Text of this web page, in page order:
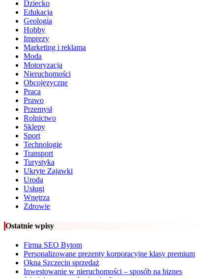
Dziecko
Edukacja
Geologia
Hobby
Imprezy
Marketing i reklama
Moda
Motoryzacja
Nieruchomości
Obcojęzyczne
Praca
Prawo
Przemysł
Rolnictwo
Sklepy
Sport
Technologie
Transport
Turystyka
Ukryte Zajawki
Uroda
Usługi
Wnętrza
Zdrowie
Ostatnie wpisy
Firma SEO Bytom
Personalizowane prezenty korporacyjne klasy premium
Okna Szczecin sprzedaż
Inwestowanie w nieruchomości – sposób na biznes